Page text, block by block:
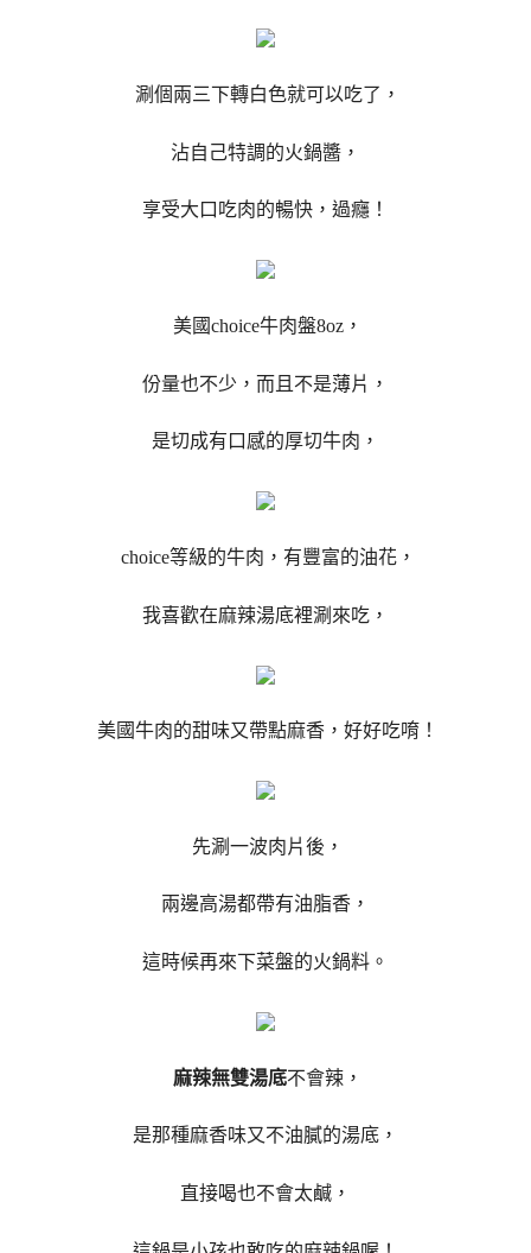
涮個兩三下轉白色就可以吃了，
沾自己特調的火鍋醬，
享受大口吃肉的暢快，過癮！
美國choice牛肉盤8oz，
份量也不少，而且不是薄片，
是切成有口感的厚切牛肉，
choice等級的牛肉，有豐富的油花，
我喜歡在麻辣湯底裡涮來吃，
美國牛肉的甜味又帶點麻香，好好吃唷！
先涮一波肉片後，
兩邊高湯都帶有油脂香，
這時候再來下菜盤的火鍋料。
麻辣無雙湯底不會辣，
是那種麻香味又不油膩的湯底，
直接喝也不會太鹹，